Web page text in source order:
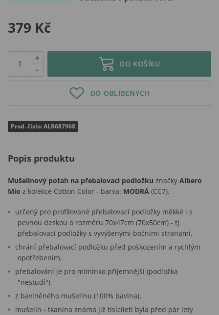
379 Kč
-
+
DO KOŠÍKU
DO OBLÍBENÝCH
Prod. číslo: ALB687968
Popis produktu
Mušelínový potah na přebalovací podložku značky Albero
Mio z kolekce Cotton Color - barva: MODRÁ (CC7).
určený pro profilované přebalovací podložky měkké i s
pevnou deskou o rozměru 70x47cm (70x50cm) - tj.
přebalovací podložky s vyvýšenými bočními stranami,
chrání přebalovací podložku před poškozením a rychlým
opotřebením,
přebalování je pro miminko příjemnější (podložka
"nestudí"),
z bavlněného mušelínu (100% bavlna),
mušelín - tkanina známá již tisíciletí byla před pár lety